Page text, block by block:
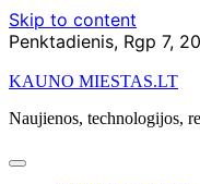
Skip to content
Penktadienis, Rgp 7,
KAUNO MIESTAS.LT
Naujienos, technologijos,